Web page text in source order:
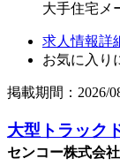
大手住宅メ
求人情報詳
お気に入り
掲載期間：2026/
大型トラック
センコー株式会